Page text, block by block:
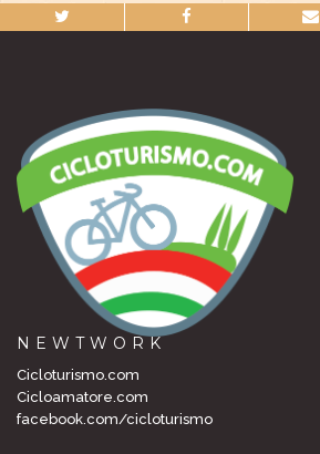
NEWTWORK
Cicloturismo.com
Cicloamatore.com
facebook.com/cicloturismo